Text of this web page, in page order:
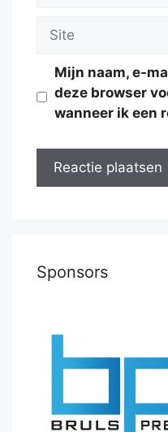
Site
Mijn naam, e-
deze browser
wanneer ik een
Sponsors